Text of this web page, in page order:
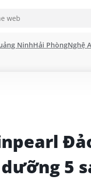
NinhHải PhòngNghệ
5